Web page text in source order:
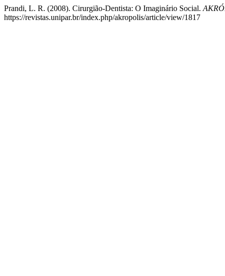
Prandi, L. R. (2008). Cirurgião-Dentista: O Imaginário Social.
https://revistas.unipar.br/index.php/akropolis/article/view/1817